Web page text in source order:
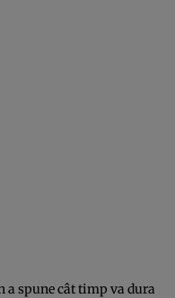
spune cât timp va dura